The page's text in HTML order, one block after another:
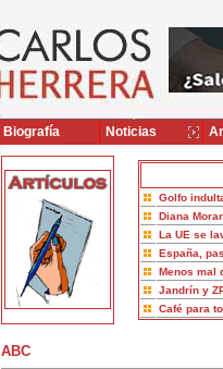
Golfo
Diana
La UE se
España,
Menos mal
Jandrín y
Café para
ABC
Biografía Noticias